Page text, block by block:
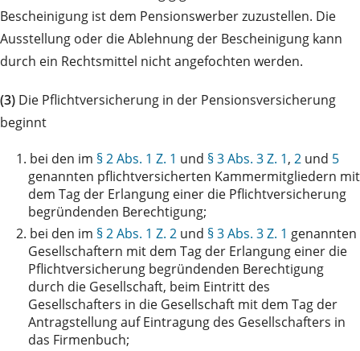
Bescheinigung ist dem Pensionswerber zuzustellen. Die
Ausstellung oder die Ablehnung der Bescheinigung kann
durch ein Rechtsmittel nicht angefochten werden.
(3) Die Pflichtversicherung in der Pensionsversicherung
beginnt
1. bei den im § 2 Abs. 1 Z. 1 und § 3 Abs. 3 Z. 1, 2 und 5
genannten pflichtversicherten Kammermitgliedern mit
dem Tag der Erlangung einer die Pflichtversicherung
begründenden Berechtigung;
2. bei den im § 2 Abs. 1 Z. 2 und § 3 Abs. 3 Z. 1 genannten
Gesellschaftern mit dem Tag der Erlangung einer die
Pflichtversicherung begründenden Berechtigung
durch die Gesellschaft, beim Eintritt des
Gesellschafters in die Gesellschaft mit dem Tag der
Antragstellung auf Eintragung des Gesellschafters in
das Firmenbuch;